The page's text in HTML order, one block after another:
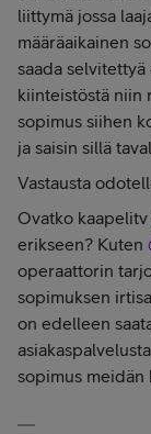
liittymä jossa
määräaikainen
saada
kiinteistöstä niin
sopimus siihen
ja saisin sillä
Vastausta
Ovatko kaapelitv
erikseen? Kuten
operaattorin
sopimuksen
on edelleen
sopimus meidän